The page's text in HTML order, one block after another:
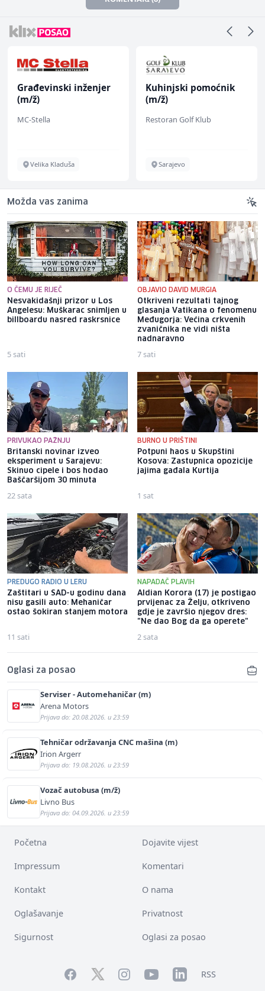
Građevinski inženjer
(m/ž)
MC-Stella
Velika Kladuša
Kuhinjski pomoćnik
(m/ž)
Restoran Golf Klub
Sarajevo
Možda vas zanima
O ČEMU JE RIJEČ
Nesvakidašnji prizor u Los
Angelesu: Muškarac snimljen u
billboardu nasred raskrsnice
5 sati
OBJAVIO DAVID MURGIA
Otkriveni rezultati tajnog
glasanja Vatikana o fenomenu
Međugorja: Većina crkvenih
zvaničnika ne vidi ništa
nadnaravno
7 sati
PRIVUKAO PAŽNJU
Britanski novinar izveo
eksperiment u Sarajevu:
Skinuo cipele i bos hodao
Baščaršijom 30 minuta
22 sata
BURNO U PRIŠTINI
Potpuni haos u Skupštini
Kosova: Zastupnica opozicije
jajima gađala Kurtija
1 sat
PREDUGO RADIO U LERU
Zaštitari u SAD-u godinu dana
nisu gasili auto: Mehaničar
ostao šokiran stanjem motora
11 sati
NAPADAČ PLAVIH
Aldian Korora (17) je postigao
prvijenac za Želju, otkriveno
gdje je završio njegov dres:
"Ne dao Bog da ga operete"
2 sata
Oglasi za posao
Serviser - Automehaničar (m)
Arena Motors
Prijava do: 20.08.2026. u 23:59
Tehničar održavanja CNC mašina (m)
Irion Argerr
Prijava do: 19.08.2026. u 23:59
Vozač autobusa (m/ž)
Livno Bus
Prijava do: 04.09.2026. u 23:59
Početna Dojavite vijest
Impressum Komentari
Kontakt O nama
Oglašavanje Privatnost
Sigurnost Oglasi za posao
FacebookTwitterInstagramYouTubeLinkedInRSS